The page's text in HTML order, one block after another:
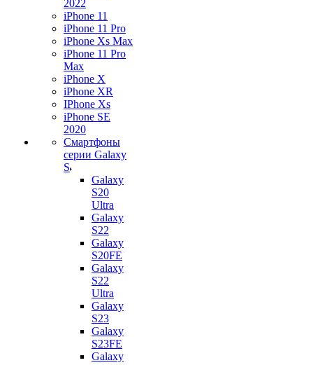
2022
iPhone 11
iPhone 11 Pro
iPhone Xs Max
iPhone 11 Pro
Max
iPhone X
iPhone XR
IPhone Xs
iPhone SE
2020
Смартфоны
серии Galaxy
S
Galaxy
S20
Ultra
Galaxy
S22
Galaxy
S20FE
Galaxy
S22
Ultra
Galaxy
S23
Galaxy
S23FE
Galaxy